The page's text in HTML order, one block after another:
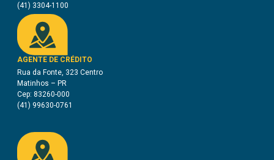
(41) 3304-1100
AGENTE DE CRÉDITO
Rua da Fonte, 323 Centro
Matinhos – PR
Cep: 83260-000
(41) 99630-0761